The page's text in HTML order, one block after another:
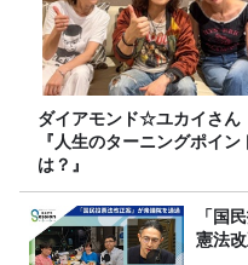
ダイアモンド☆ユカイさん
『人生のターニングポイン
は？』
「国
憲法